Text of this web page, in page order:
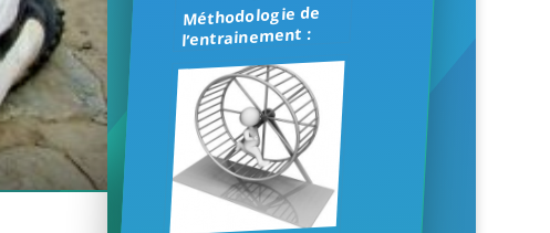
Méthodologie de
l’entrainement :
partager les
solutions